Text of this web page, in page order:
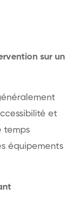
sur un
et
temps
équipements